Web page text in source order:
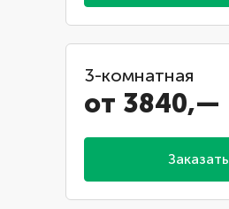
3-комнатная
от 3840,—
Заказать